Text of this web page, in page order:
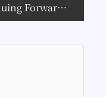
DJ Booths, and Theaters